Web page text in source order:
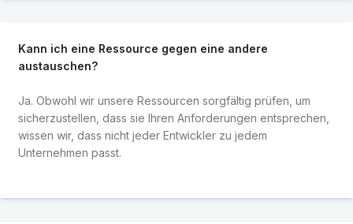
Kann ich eine Ressource gegen eine andere
austauschen?
Ja. Obwohl wir unsere Ressourcen sorgfältig prüfen, um
sicherzustellen, dass sie Ihren Anforderungen entsprechen,
wissen wir, dass nicht jeder Entwickler zu jedem
Unternehmen passt.